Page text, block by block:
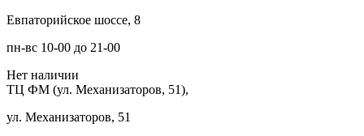
Евпаторийское шоссе, 8
пн-вс 10-00 до 21-00
Нет наличии
ТЦ ФМ (ул. Механизаторов, 51),
ул. Механизаторов, 51